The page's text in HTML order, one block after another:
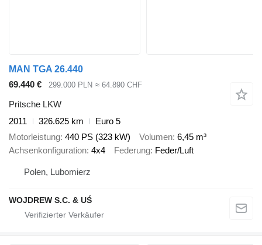
MAN TGA 26.440
69.440 €
299.000 PLN ≈ 64.890 CHF
Pritsche LKW
2011
326.625 km
Euro 5
Motorleistung 440 PS (323 kW) Volumen 6,45 m³
Achsenkonfiguration 4x4 Federung Feder/Luft
Polen, Lubomierz
WOJDREW S.C. & UŚ